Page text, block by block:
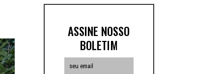
ASSINE NOSSO
BOLETIM